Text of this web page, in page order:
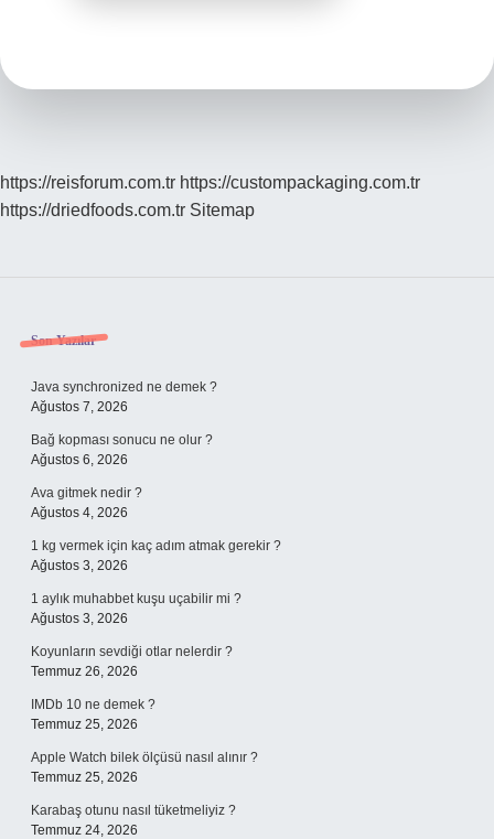
https://reisforum.com.tr https://custompackaging.com.tr
https://driedfoods.com.tr Sitemap
Sidebar
Son Yazılar
Java synchronized ne demek ?
Ağustos 7, 2026
Bağ kopması sonucu ne olur ?
Ağustos 6, 2026
Ava gitmek nedir ?
Ağustos 4, 2026
1 kg vermek için kaç adım atmak gerekir ?
Ağustos 3, 2026
1 aylık muhabbet kuşu uçabilir mi ?
Ağustos 3, 2026
Koyunların sevdiği otlar nelerdir ?
Temmuz 26, 2026
IMDb 10 ne demek ?
Temmuz 25, 2026
Apple Watch bilek ölçüsü nasıl alınır ?
Temmuz 25, 2026
Karabaş otunu nasıl tüketmeliyiz ?
Temmuz 24, 2026